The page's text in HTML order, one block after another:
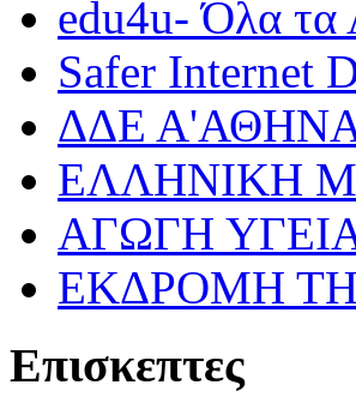
edu4u- Όλα τα
Safer Internet
ΔΔΕ
ΕΛΛΗΝΙΚΗ
ΑΓΩΓΗ
ΕΚΔΡΟΜΗ
Επισκεπτες